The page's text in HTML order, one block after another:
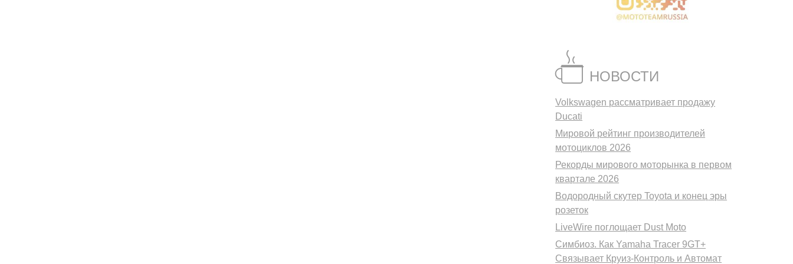
НОВОСТИ
Volkswagen рассматривает продажу
Ducati
Мировой рейтинг производителей
мотоциклов 2026
Рекорды мирового моторынка в первом
квартале 2026
Водородный скутер Toyota и конец эры
розеток
LiveWire поглощает Dust Moto
Симбиоз. Как Yamaha Tracer 9GT+
Связывает Круиз-Контроль и Автомат